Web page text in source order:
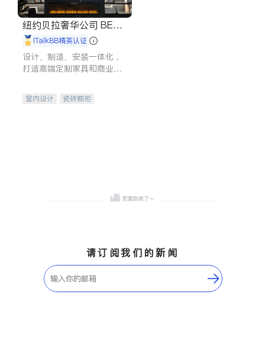
纽约贝拉奢华公司 BELL
A LUXE
iTalkBB精英认证
设计、制造、安装一体化，
打造高端定制家具和商业空
室内设计
瓷砖橱柜
请订阅我们的新闻